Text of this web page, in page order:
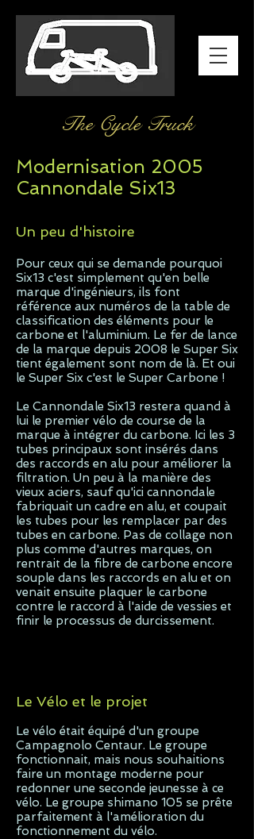
The Cycle Truck
Modernisation 2005
Cannondale Six13
Un peu d'histoire
Pour ceux qui se demande pourquoi
Six13 c'est simplement qu'en belle
marque d'ingénieurs, ils font
référence aux numéros de la table de
classification des éléments pour le
carbone et l'aluminium. Le fer de lance
de la marque depuis 2008 le Super Six
tient également sont nom de là. Et oui
le Super Six c'est le Super Carbone !
Le Cannondale Six13 restera quand à
lui le premier vélo de course de la
marque à intégrer du carbone. Ici les 3
tubes principaux sont insérés dans
des raccords en alu pour améliorer la
filtration. Un peu à la manière des
vieux aciers, sauf qu'ici cannondale
fabriquait un cadre en alu, et coupait
les tubes pour les remplacer par des
tubes en carbone. Pas de collage non
plus comme d'autres marques, on
rentrait de la fibre de carbone encore
souple dans les raccords en alu et on
venait ensuite plaquer le carbone
contre le raccord à l'aide de vessies et
finir le processus de durcissement.
Le Vélo et le projet
Le vélo était équipé d'un groupe
Campagnolo Centaur. Le groupe
fonctionnait, mais nous souhaitions
faire un montage moderne pour
redonner une seconde jeunesse à ce
vélo. Le groupe shimano 105 se prête
parfaitement à l'amélioration du
fonctionnement du vélo.